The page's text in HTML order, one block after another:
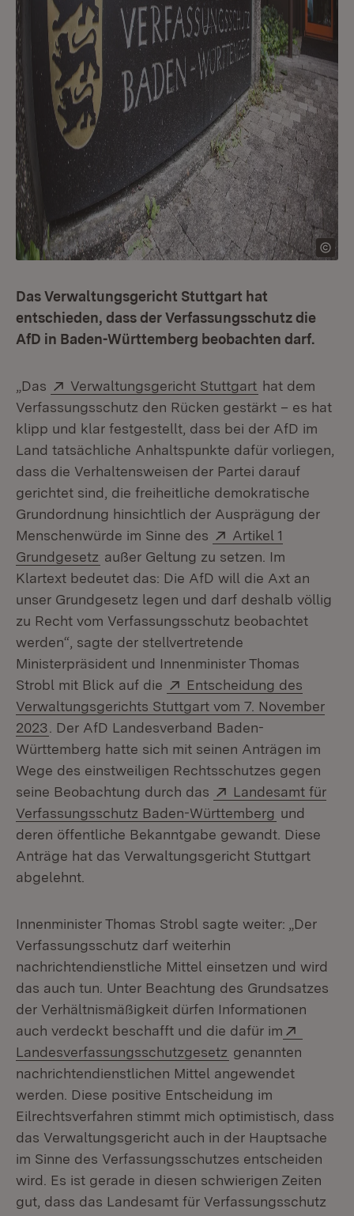
Das Verwaltungsgericht Stuttgart hat
entschieden, dass der Verfassungsschutz die
AfD in Baden-Württemberg beobachten darf.
„Das Extern:
Verwaltungsgericht Stuttgart (Öffnet in
hat dem
Verfassungsschutz den Rücken gestärkt – es hat
klipp und klar festgestellt, dass bei der AfD im
Land tatsächliche Anhaltspunkte dafür vorliegen,
dass die Verhaltensweisen der Partei darauf
gerichtet sind, die freiheitliche demokratische
Grundordnung hinsichtlich der Ausprägung der
Menschenwürde im Sinne des
Extern:
Artikel 1
Grundgesetz (Öffnet in neuem Fenster)
außer Geltung zu setzen. Im
Klartext bedeutet das: Die AfD will die Axt an
unser Grundgesetz legen und darf deshalb völlig
zu Recht vom Verfassungsschutz beobachtet
werden“, sagte der stellvertretende
Ministerpräsident und Innenminister Thomas
Strobl mit Blick auf die
Extern:
Entscheidung des
Verwaltungsgerichts Stuttgart vom 7. November
2023 (Öffnet in neuem Fenster)
. Der AfD Landesverband Baden-
Württemberg hatte sich mit seinen Anträgen im
Wege des einstweiligen Rechtsschutzes gegen
seine Beobachtung durch das
Extern:
Landesamt für
Verfassungsschutz Baden-Württemberg (Öffnet in
und
deren öffentliche Bekanntgabe gewandt. Diese
Anträge hat das Verwaltungsgericht Stuttgart
abgelehnt.
Innenminister Thomas Strobl sagte weiter: „Der
Verfassungsschutz darf weiterhin
nachrichtendienstliche Mittel einsetzen und wird
das auch tun. Unter Beachtung des Grundsatzes
der Verhältnismäßigkeit dürfen Informationen
auch verdeckt beschafft und die dafür im
Landesverfassungsschutzgesetz (Öffnet in neuem
genannten
nachrichtendienstlichen Mittel angewendet
werden. Diese positive Entscheidung im
Eilrechtsverfahren stimmt mich optimistisch, dass
das Verwaltungsgericht auch in der Hauptsache
im Sinne des Verfassungsschutzes entscheiden
wird. Es ist gerade in diesen schwierigen Zeiten
gut, dass das Landesamt für Verfassungsschutz